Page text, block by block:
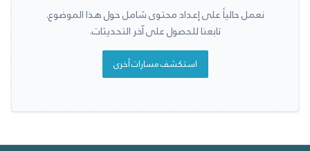
نعمل حالياً على إعداد محتوى شامل حول هذا الموضوع.
تابعنا للحصول على آخر التحديثات.
استكشف مسارات أخرى